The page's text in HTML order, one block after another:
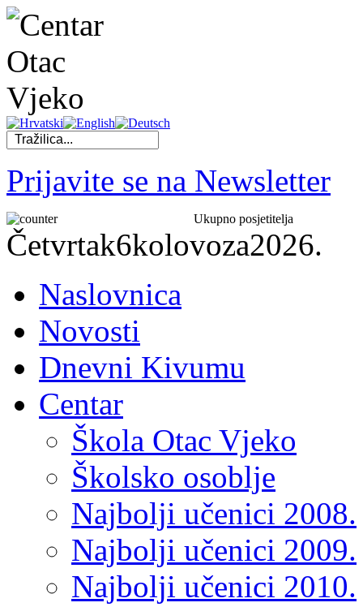
Prijavite se na Newsletter
Ukupno posjetitelja
Četvrtak6kolovoza2026.
Naslovnica
Novosti
Dnevni Kivumu
Centar
Škola Otac Vjeko
Školsko osoblje
Najbolji učenici 2008.
Najbolji učenici 2009.
Najbolji učenici 2010.